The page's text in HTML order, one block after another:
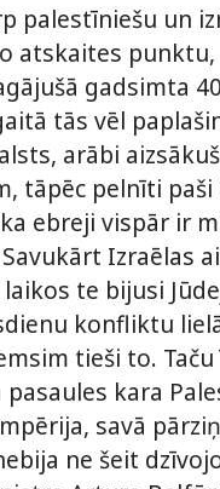
palestīniešu un
atskaites punktu,
gadsimta
tās vēl
arābi
tāpēc pelnīti
ebreji vispār ir
Izraēlas
te bijusi
konfliktu
tieši to.
pasaules kara
savā
ne šeit